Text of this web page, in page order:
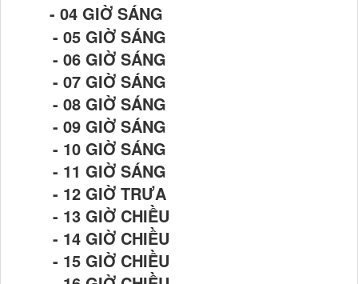
- 04 GIỜ SÁNG
- 05 GIỜ SÁNG
- 06 GIỜ SÁNG
- 07 GIỜ SÁNG
- 08 GIỜ SÁNG
- 09 GIỜ SÁNG
- 10 GIỜ SÁNG
- 11 GIỜ SÁNG
- 12 GIỜ TRƯA
- 13 GIỜ CHIỀU
- 14 GIỜ CHIỀU
- 15 GIỜ CHIỀU